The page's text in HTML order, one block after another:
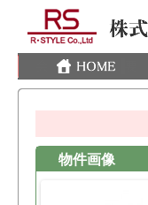
物件画像